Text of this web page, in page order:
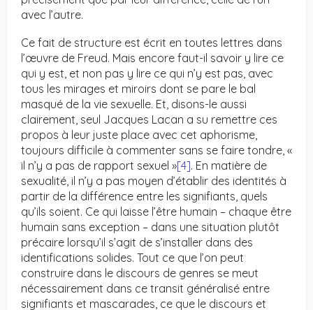
avec l’autre.
Ce fait de structure est écrit en toutes lettres dans
l’œuvre de Freud. Mais encore faut-il savoir y lire ce
qui y est, et non pas y lire ce qui n’y est pas, avec
tous les mirages et miroirs dont se pare le bal
masqué de la vie sexuelle. Et, disons-le aussi
clairement, seul Jacques Lacan a su remettre ces
propos à leur juste place avec cet aphorisme,
toujours difficile à commenter sans se faire tondre, «
il n’y a pas de rapport sexuel »[4]. En matière de
sexualité, il n’y a pas moyen d’établir des identités à
partir de la différence entre les signifiants, quels
qu’ils soient. Ce qui laisse l’être humain – chaque être
humain sans exception – dans une situation plutôt
précaire lorsqu’il s’agit de s’installer dans des
identifications solides. Tout ce que l’on peut
construire dans le discours de genres se meut
nécessairement dans ce transit généralisé entre
signifiants et mascarades, ce que le discours et